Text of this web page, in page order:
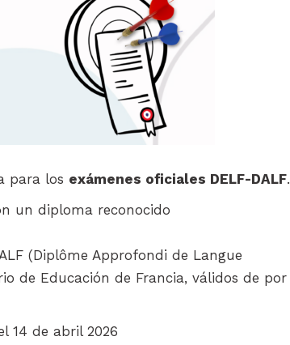
para los exámenes oficiales DELF-DALF.
un diploma reconocido
(Diplôme Approfondi de Langue
de Educación de Francia, válidos de por
14 de abril 2026